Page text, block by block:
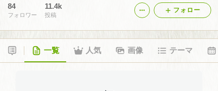
84
フォロワー
11.4k
投稿
フォロー
一覧 人気 画像 テーマ